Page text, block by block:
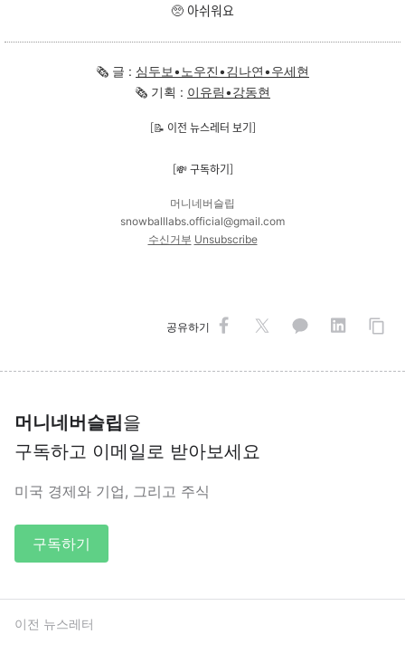
🥺 아쉬워요
🗞 글 : 심두보•노우진•김나연•우세현
🗞 기획 : 이유림•강동현
[📝 이전 뉴스레터 보기]
[💸 구독하기]
머니네버슬립
snowballlabs.official@gmail.com
수신거부 Unsubscribe
공유하기
머니네버슬립을
구독하고 이메일로 받아보세요
미국 경제와 기업, 그리고 주식
구독하기
이전 뉴스레터